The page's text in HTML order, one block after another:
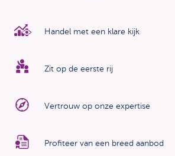
Handel met een klare kijk
Zit op de eerste rij
Vertrouw op onze expertise
Profiteer van een breed aanbod